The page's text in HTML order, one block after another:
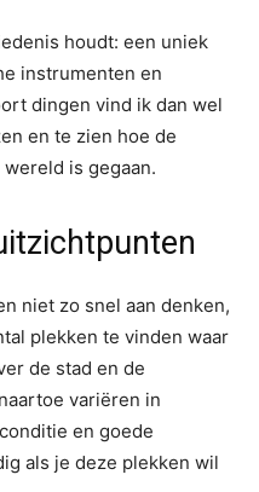
houdt: een uniek
instrumenten en
dingen vind ik dan wel
en te zien hoe de
is gegaan.
niet zo snel aan denken,
plekken te vinden waar
de stad en de
variëren in
en goede
als je deze plekken wil